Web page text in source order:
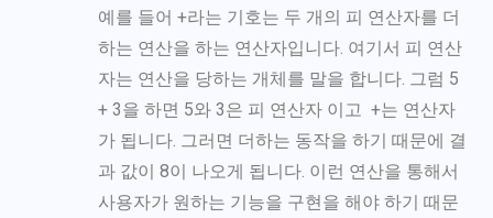
예를 들어 +라는 기호는 두 개의 피 연산자를 더
하는 연산을 하는 연산자입니다. 여기서 피 연산
자는 연산을 당하는 개체를 말을 합니다. 그럼 5
+ 3을 하면 5와 3은 피 연산자 이고 +는 연산자
가 됩니다. 그러면 더하는 동작을 하기 때문에 결
과 값이 8이 나오게 됩니다. 이런 연산을 통해서
사용자가 원하는 기능을 구현을 해야 하기 때문